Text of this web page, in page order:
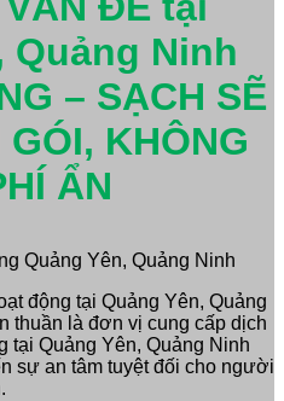
Quảng Ninh
– SẠCH SẼ
KHÔNG
ẨN
Quảng Yên, Quảng Ninh
động tại Quảng Yên, Quảng
thuần là đơn vị cung cấp dịch
tại Quảng Yên, Quảng Ninh
sự an tâm tuyệt đối cho người